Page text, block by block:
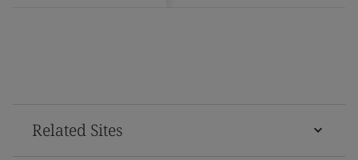
Related Sites